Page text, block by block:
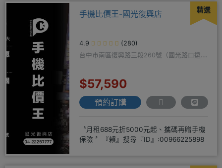
精選
手機比價王-國光復興店
4.9
(280)
台中市南區復興路三段260號（國光路口遠傳
$57,590
預約訂購
〝月租688元折5000元起、攜碼再贈手機
保險 〞『賴』搜尋『ID』:00966225898